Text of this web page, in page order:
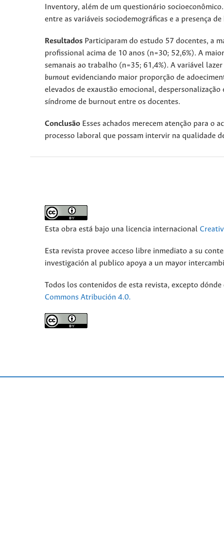
Inventory, além de um questionário
entre as variáveis sociodemográficas e a presença
Resultados Participaram do estudo 57 docentes, a
profissional acima de 10 anos (n=30; 52,6%). A
semanais ao trabalho (n=35; 61,4%). A variável
burnout evidenciando maior proporção de
elevados de exaustão emocional,
síndrome de burnout entre os docentes.
Conclusão Esses achados merecem atenção para o
processo laboral que possam intervir na qualidade
Esta obra está bajo una licencia internacional
Esta revista provee acceso libre inmediato a su
investigación al publico apoya a un mayor
Todos los contenidos de esta revista, excepto
Commons Atribución 4.0.